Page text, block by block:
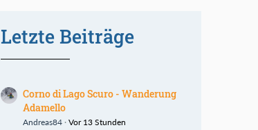
Letzte Beiträge
Corno di Lago Scuro - Wanderung
Adamello
Andreas84 Vor 13 Stunden